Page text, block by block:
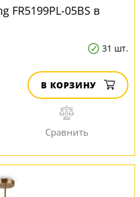
FR5199PL-05BS в
31 шт.
В КОРЗИНУ